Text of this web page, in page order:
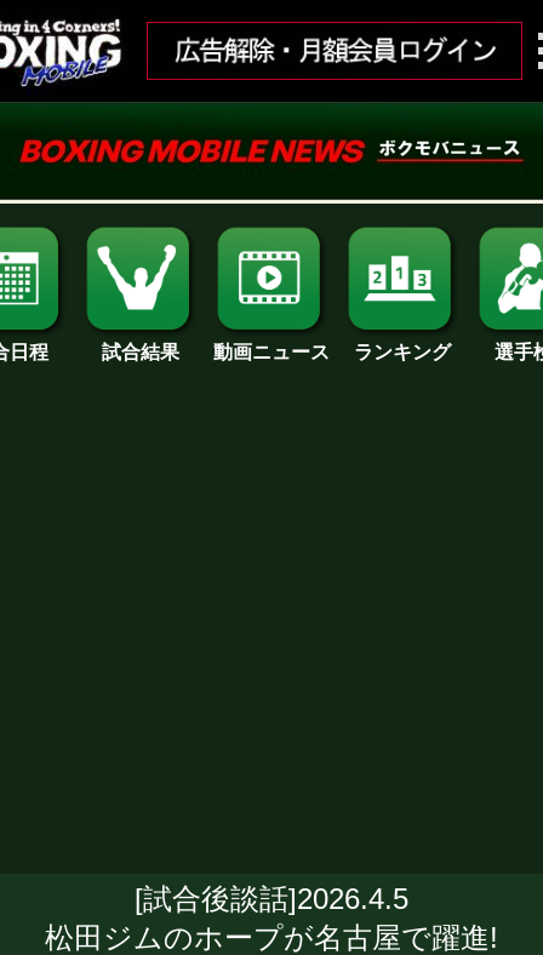
日程 試合結果 動画ニュース ランキング 選手
[試合後談話]2026.4.5
松田ジムのホープが名古屋で躍進!